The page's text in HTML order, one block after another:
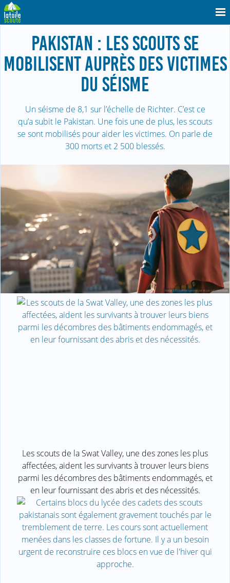
PAKISTAN : LES SCOUTS SE
MOBILISENT AUPRÈS DES VICTIMES
DU SÉISME
Un séisme de 8,1 sur l’échelle de Richter. C’est ce
qu’a subit le Pakistan. Une fois une de plus, les scouts
se sont mobilisés pour aider les victimes. On parle de
300 morts et 2 500 blessés.
Les scouts de la Swat Valley, une des zones les plus
affectées, aident les survivants à trouver leurs biens
parmi les décombres des bâtiments endommagés, et
en leur fournissant des abris et des nécessités.